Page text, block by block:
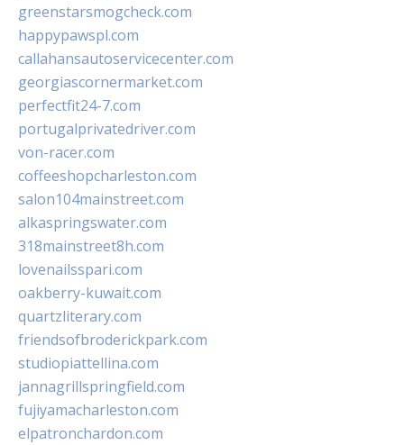
greenstarsmogcheck.com
happypawspl.com
callahansautoservicecenter.com
georgiascornermarket.com
perfectfit24-7.com
portugalprivatedriver.com
von-racer.com
coffeeshopcharleston.com
salon104mainstreet.com
alkaspringswater.com
318mainstreet8h.com
lovenailsspari.com
oakberry-kuwait.com
quartzliterary.com
friendsofbroderickpark.com
studiopiattellina.com
jannagrillspringfield.com
fujiyamacharleston.com
elpatronchardon.com